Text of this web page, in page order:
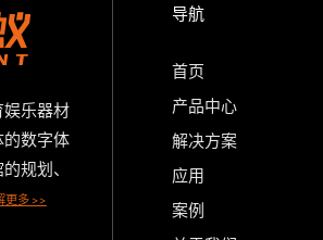
乐器材
数字体
规划、
更多 >>
导航
首页
产品中心
解决方案
应用
案例